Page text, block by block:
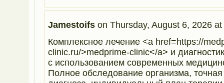
Jamestoifson Thursday, August 6, 2026
Комплексное лечение <a href=https://
clinic.ru/>medprime-clinic</a> и
с использованием современных
Полное обследование организма, точная